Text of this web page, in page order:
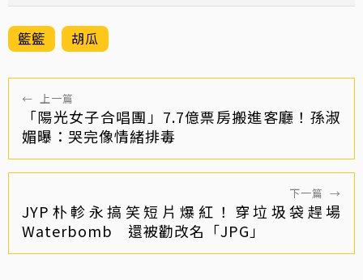
籃籃 胡瓜
← 上一篇
「陽光女子合唱團」7.7億票房搬進客廳！孫淑
媚曝：哭完像情緒排毒
下一篇 →
JYP朴軫永搞笑短片爆紅！穿垃圾袋趕場
Waterbomb 還被勸改名「JPG」